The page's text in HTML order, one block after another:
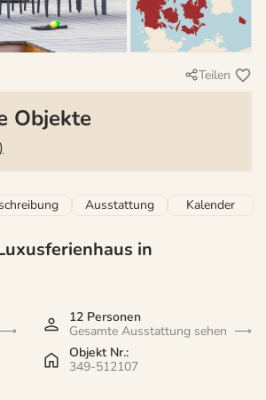
Teilen
Objekte
Ausstattung Kalender
in
12 Personen
Gesamte Ausstattung sehen
Objekt Nr.:
349-512107